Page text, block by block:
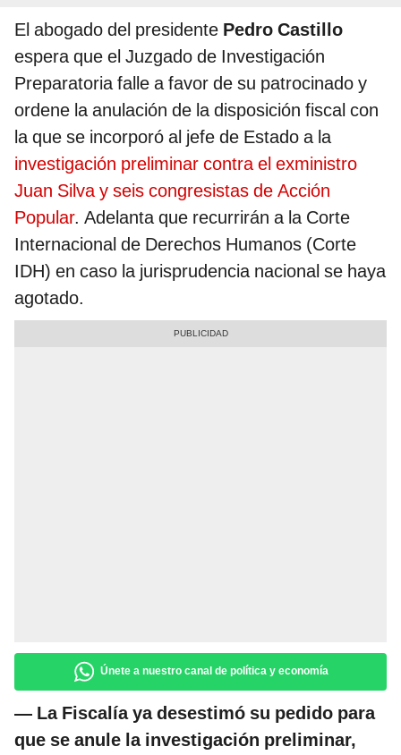
El abogado del presidente Pedro Castillo
espera que el Juzgado de Investigación
Preparatoria falle a favor de su patrocinado y
ordene la anulación de la disposición fiscal con
la que se incorporó al jefe de Estado a la
investigación preliminar contra el exministro
Juan Silva y seis congresistas de Acción
Popular. Adelanta que recurrirán a la Corte
Internacional de Derechos Humanos (Corte
IDH) en caso la jurisprudencia nacional se haya
agotado.
Únete a nuestro canal de política y economía
— La Fiscalía ya desestimó su pedido para
que se anule la investigación preliminar,